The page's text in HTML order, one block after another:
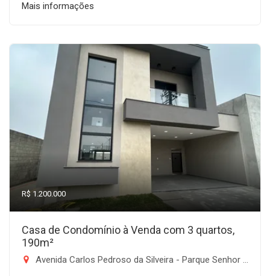
Mais informações
R$ 1.200.000
Casa de Condomínio à Venda com 3 quartos,
190m²
Avenida Carlos Pedroso da Silveira - Parque Senhor do Bonfim, Taubaté-SP